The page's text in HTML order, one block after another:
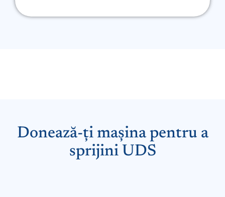
Donează-ți mașina pentru a
sprijini UDS